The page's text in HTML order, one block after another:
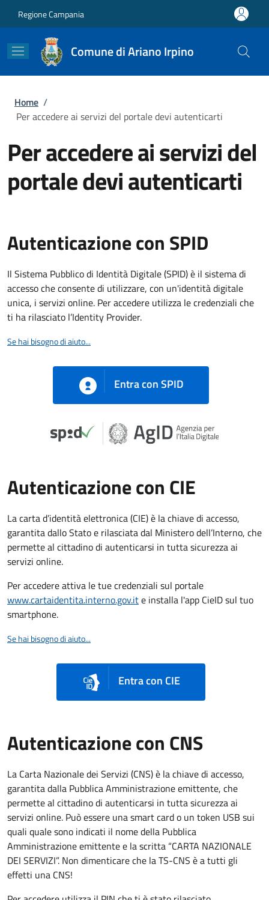
Regione Campania
Comune di Ariano Irpino
Briciole di pane
Home /
Per accedere ai servizi del portale devi autenticarti
Per accedere ai servizi del
portale devi autenticarti
Autenticazione con SPID
Il Sistema Pubblico di Identità Digitale (SPID) è il sistema di
accesso che consente di utilizzare, con un'identità digitale
unica, i servizi online. Per accedere utilizza le credenziali che
ti ha rilasciato l’Identity Provider.
Se hai bisogno di aiuto...
Entra con SPID
Autenticazione con CIE
La carta d’identità elettronica (CIE) è la chiave di accesso,
garantita dallo Stato e rilasciata dal Ministero dell’Interno, che
permette al cittadino di autenticarsi in tutta sicurezza ai
servizi online.
Per accedere attiva le tue credenziali sul portale
www.cartaidentita.interno.gov.ite installa l'app CieID sul tuo
smartphone.
Se hai bisogno di aiuto...
Entra con CIE
Autenticazione con CNS
La Carta Nazionale dei Servizi (CNS) è la chiave di accesso,
garantita dalla Pubblica Amministrazione emittente, che
permette al cittadino di autenticarsi in tutta sicurezza ai
servizi online. Può essere una smart card o un token USB sui
quali quale sono indicati il nome della Pubblica
Amministrazione emittente e la scritta “CARTA NAZIONALE
DEI SERVIZI”. Non dimenticare che la TS-CNS è a tutti gli
effetti una CNS!